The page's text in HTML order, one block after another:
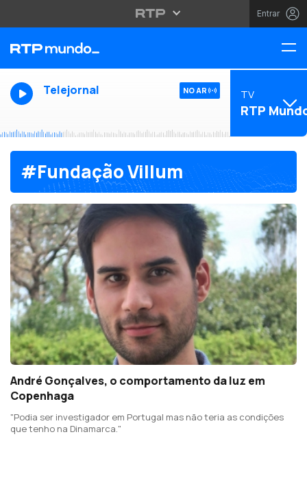
Entrar
Telejornal NO AR TV
RTP
#Fundação Villum
André Gonçalves, o comportamento da luz em
Copenhaga
"Podia ser investigador em Portugal mas não teria as condições
que tenho na Dinamarca."